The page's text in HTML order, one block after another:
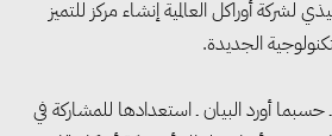
لشركة أوراكل العالمية إنشاء مركز للتميز
الجديدة.
حسبما أورد البيان ـ استعدادها للمشاركة في